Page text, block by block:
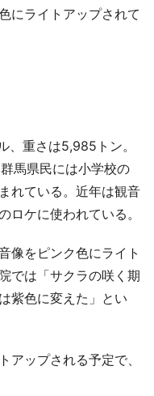
にライトアップされて
重さは5,985トン。
馬県民には小学校の
れている。近年は観音
ロケに使われている。
像をピンク色にライト
では「サクラの咲く期
紫色に変えた」とい
ップされる予定で、